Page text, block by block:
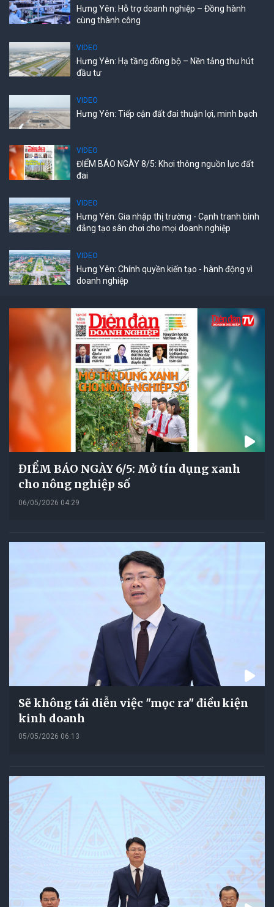
Hưng Yên: Hỗ trợ doanh nghiệp – Đồng hành
cùng thành công
VIDEO
Hưng Yên: Hạ tầng đồng bộ – Nền tảng thu hút
đầu tư
VIDEO
Hưng Yên: Tiếp cận đất đai thuận lợi, minh bạch
VIDEO
ĐIỂM BÁO NGÀY 8/5: Khơi thông nguồn lực đất
đai
VIDEO
Hưng Yên: Gia nhập thị trường - Cạnh tranh bình
đẳng tạo sân chơi cho mọi doanh nghiệp
VIDEO
Hưng Yên: Chính quyền kiến tạo - hành động vì
doanh nghiệp
ĐIỂM BÁO NGÀY 6/5: Mở tín dụng xanh
cho nông nghiệp số
06/05/2026 04:29
Sẽ không tái diễn việc "mọc ra" điều kiện
kinh doanh
05/05/2026 06:13